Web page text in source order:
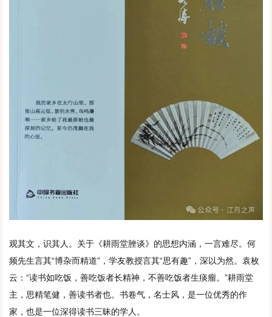
观其文，识其人。关于《耕雨堂脞谈》的思想内涵，一言难尽。何
频先生言其“博杂而精道”，学友教授言其“思有趣”，深以为然。袁枚
云：“读书如吃饭，善吃饭者长精神，不善吃饭者生痰瘤。”耕雨堂
主，思精笔健，善读书者也。书卷气，名士风，是一位优秀的作
家，也是一位深得读书三昧的学人。